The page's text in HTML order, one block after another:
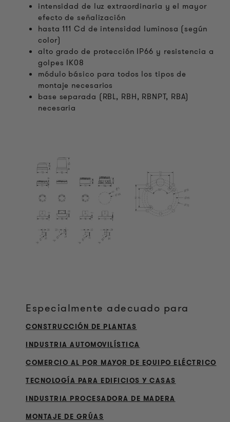
intensidad de luz extraordinaria y el mayor
efecto de señalización
hasta 111 Cd de intensidad luminosa (según
color)
alto grado de protección IP66 y resistencia a
golpes IK08
módulo básico para todos los tipos de
montaje necesarios
base separada (RBL, RBH, RBNPT, RBA)
necesaria
Especialmente adecuado para
CONSTRUCCIÓN DE PLANTAS
INDUSTRIA AUTOMOVILÍSTICA
COMERCIO AL POR MAYOR DE EQUIPO ELÉCTRICO
TECNOLOGÍA PARA EDIFICIOS Y CASAS
INDUSTRIA PROCESADORA DE MADERA
MONTAJE DE GRÚAS